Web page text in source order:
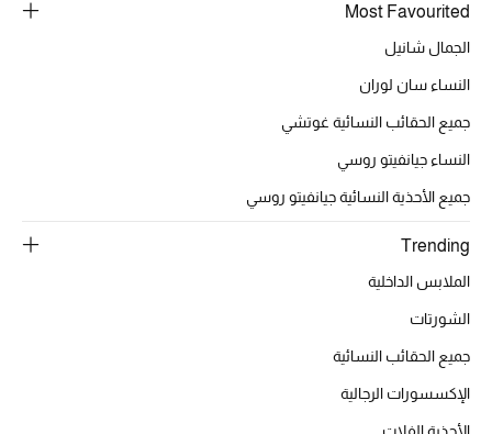
Most Favourited
الجمال شانيل
النساء سان لوران
جميع الحقائب النسائية غوتشي
النساء جيانفيتو روسي
جميع الأحذية النسائية جيانفيتو روسي
Trending
الملابس الداخلية
الشورتات
جميع الحقائب النسائية
الإكسسورات الرجالية